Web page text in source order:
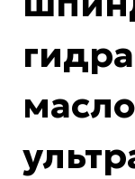
масло